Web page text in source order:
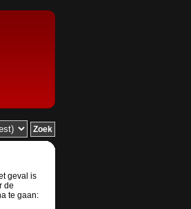
geval is
de
te gaan: